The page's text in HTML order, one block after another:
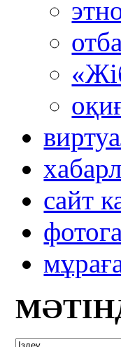
сайт